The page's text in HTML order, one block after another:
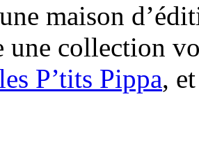
maison
collection
P’tits Pippa,